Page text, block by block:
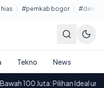
#pemkab bogor
Tekno News
Juta: Pilihan Ideal untuk